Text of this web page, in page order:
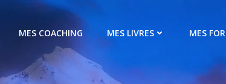
MES COACHING MES LIVRES MES